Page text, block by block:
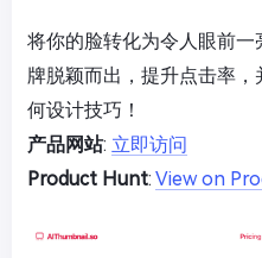
将你的脸转化为令人眼前
牌脱颖而出，提升点击率
何设计技巧！
产品网站: 立即访问
Product Hunt: View on